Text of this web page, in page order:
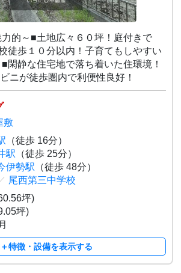
力的～■土地広々６０坪！庭付きで
徒歩１０分以内！子育てもしやすい
閑静な住宅地で落ち着いた住環境！
ニが徒歩圏内で利便性良好！
敷
（徒歩 16分）
駅 （徒歩 25分）
伊勢駅 （徒歩 48分）
尾西第三中学校
坪)
坪)
＋特徴・設備を表示する